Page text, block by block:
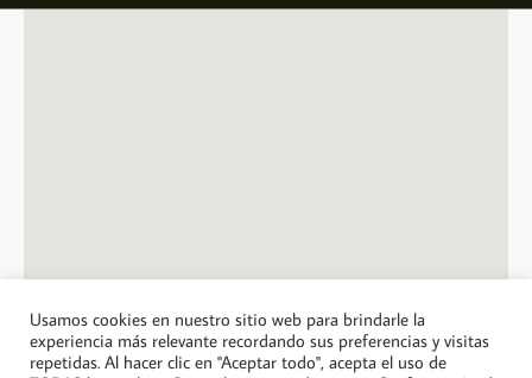
© 2026 A Casa Jose Saramago. Todos los derechos reservados.
Usamos cookies en nuestro sitio web para brindarle la
experiencia más relevante recordando sus preferencias y visitas
repetidas. Al hacer clic en "Aceptar todo", acepta el uso de